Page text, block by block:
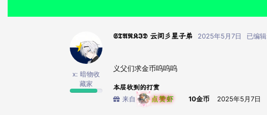
𝕾𝕿𝕬𝕽𝕶𝕴𝕯 云间彡星子弟
x: 暗物收
藏家
2025年5月7日 已编辑
义父们求金币呜呜呜
本层收到的打赏
来自 点赞虾 10金币 2025年5月7日